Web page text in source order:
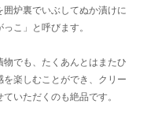
囲炉裏でいぶしてぬか漬けに
こ」と呼びます。
物でも、たくあんとはまたひ
を楽しむことができ、クリー
いただくのも絶品です。